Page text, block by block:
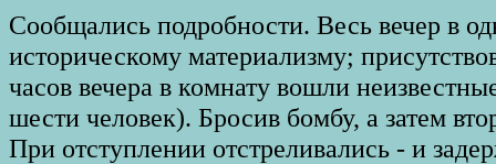
Сообщались подробности. Весь вечер в
историческому материализму;
часов вечера в комнату вошли
шести человек). Бросив бомбу, а затем
При отступлении отстреливались - и